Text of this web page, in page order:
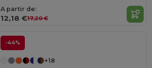
A partir de:
12,18 €17,20 €
-44%
+18